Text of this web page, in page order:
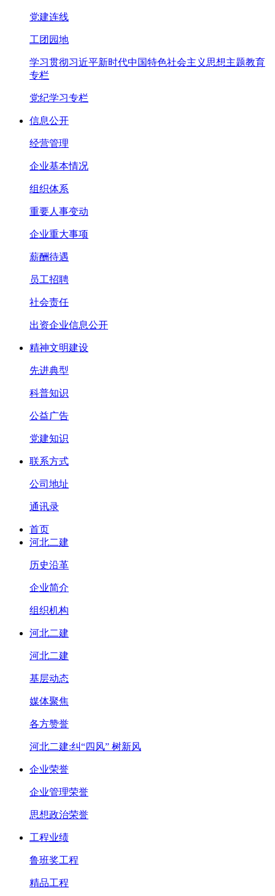
党建连线
工团园地
学习贯彻习近平新时代中国特色社会主义思想主题教育
专栏
党纪学习专栏
信息公开
经营管理
企业基本情况
组织体系
重要人事变动
企业重大事项
薪酬待遇
员工招聘
社会责任
出资企业信息公开
精神文明建设
先进典型
科普知识
公益广告
党建知识
联系方式
公司地址
通讯录
首页
河北二建
历史沿革
企业简介
组织机构
河北二建
河北二建
基层动态
媒体聚焦
各方赞誉
河北二建:纠“四风” 树新风
企业荣誉
企业管理荣誉
思想政治荣誉
工程业绩
鲁班奖工程
精品工程